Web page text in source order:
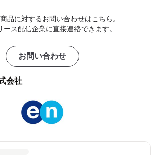
品に対するお問い合わせはこちら。
ース配信企業に直接連絡できます。
お問い合わせ
会社